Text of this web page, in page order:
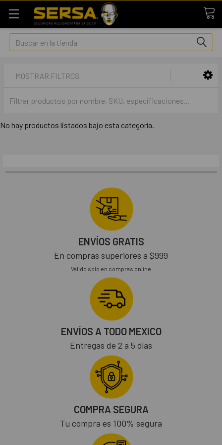
Buscar
MOSTRAR FILTROS
No hay productos listados bajo esta categoría.
ENVÍOS GRATIS
En compras superiores a $999
Valido solo en compras online
ENVÍOS A TODO MEXICO
Entregas de 2 a 5 días
COMPRA SEGURA
Tu compra es 100% segura